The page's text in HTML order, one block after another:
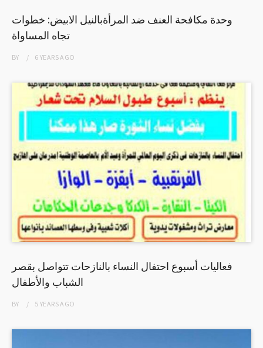
وحدة مكافحة العنف ضد المرأةبالنيل الابيض: خطوات
تجاه المساواة
BY 6 YEARSAGO
فعاليات أسبوع احتفال النساء بالنازحات تتواصل بقصر
الشباب والأطفال
BY 5 YEARSAGO